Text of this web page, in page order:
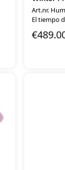
Art.nr.
El tiempo
€